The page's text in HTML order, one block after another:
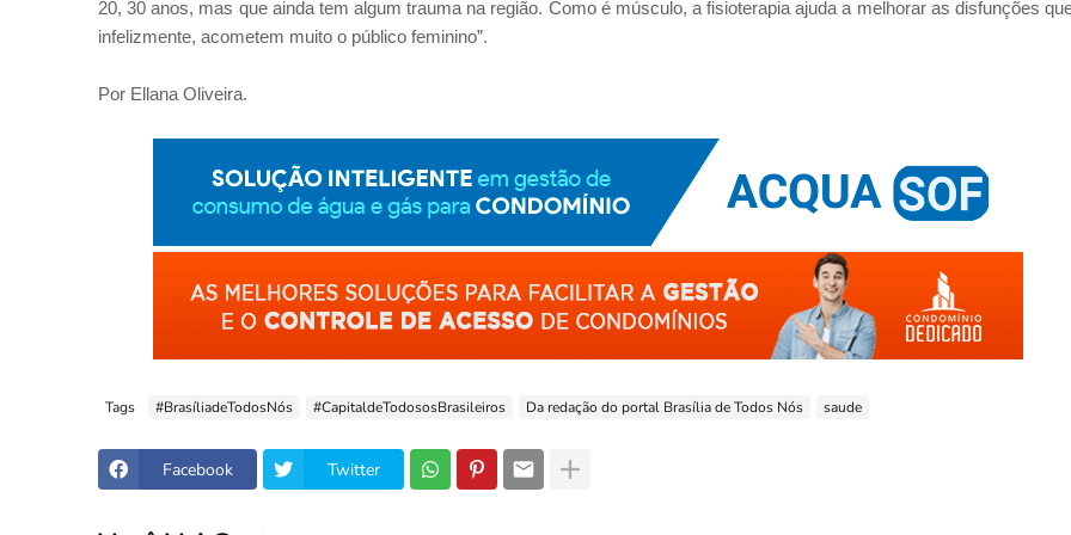
20, 30 anos, mas que ainda tem algum trauma na região. Como é músculo, a fisioterapia ajuda a melhorar as disfunções
infelizmente, acometem muito o público feminino”.
Por Ellana Oliveira.
Tags #BrasíliadeTodosNós #CapitaldeTodososBrasileiros Da redação do portal Brasília de Todos Nós saude
Facebook Twitter